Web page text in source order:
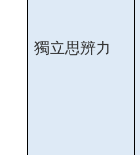
獨立思辨力